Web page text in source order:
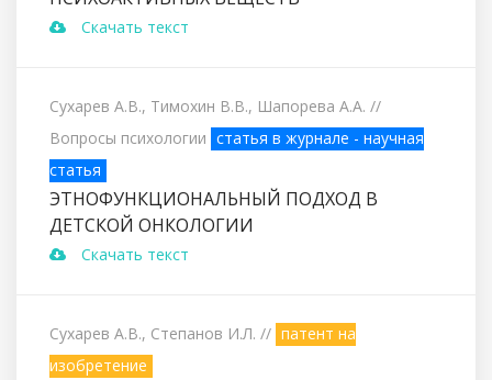
Скачать текст
Сухарев А.В., Тимохин В.В., Шапорева А.А. //
Вопросы психологии статья в журнале - научная
статья
ЭТНОФУНКЦИОНАЛЬНЫЙ ПОДХОД В
ДЕТСКОЙ ОНКОЛОГИИ
Скачать текст
Сухарев А.В., Степанов И.Л. // патент на
изобретение